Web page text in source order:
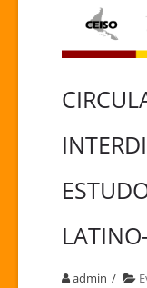
admin